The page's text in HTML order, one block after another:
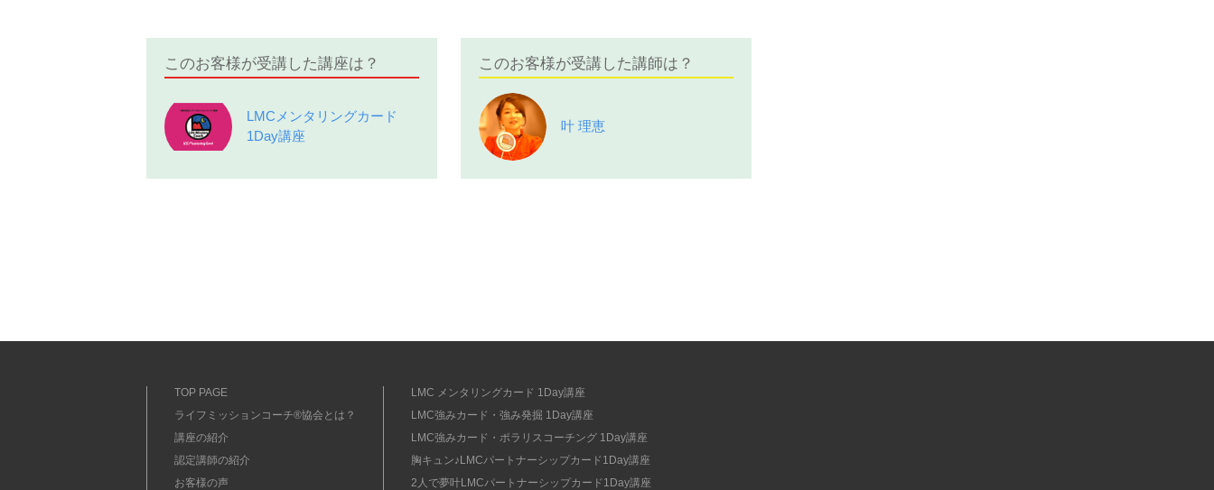
このお客様が受講した講座は？
LMCメンタリングカード
1Day講座
このお客様が受講した講師は？
叶 理恵
TOP PAGE
ライフミッションコーチ®協会とは？
講座の紹介
認定講師の紹介
お客様の声
LMC メンタリングカード 1Day講座
LMC強みカード・強み発掘 1Day講座
LMC強みカード・ポラリスコーチング 1Day講座
胸キュン♪LMCパートナーシップカード1Day講座
2人で夢叶LMCパートナーシップカード1Day講座